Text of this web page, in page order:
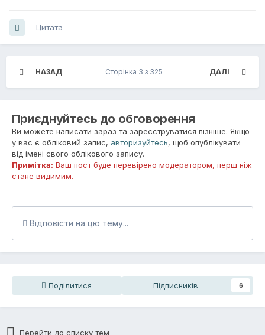
Цитата
НАЗАД ДАЛІ
Сторінка 3 з 325
Приєднуйтесь до обговорення
Ви можете написати зараз та зареєструватися пізніше. Якщо
у вас є обліковий запис, авторизуйтесь, щоб опублікувати
від імені свого облікового запису.
Примітка: Ваш пост буде перевірено модератором, перш ніж
стане видимим.
Відповісти на цю тему...
Поділитися Підписників 6
Перейти до списку тем